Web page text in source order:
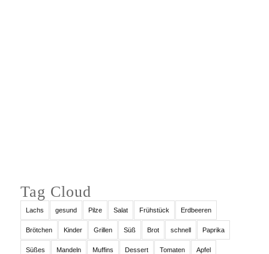
Tag Cloud
Lachs gesund Pilze Salat Frühstück Erdbeeren
Brötchen Kinder Grillen Süß Brot schnell Paprika
Süßes Mandeln Muffins Dessert Tomaten Apfel